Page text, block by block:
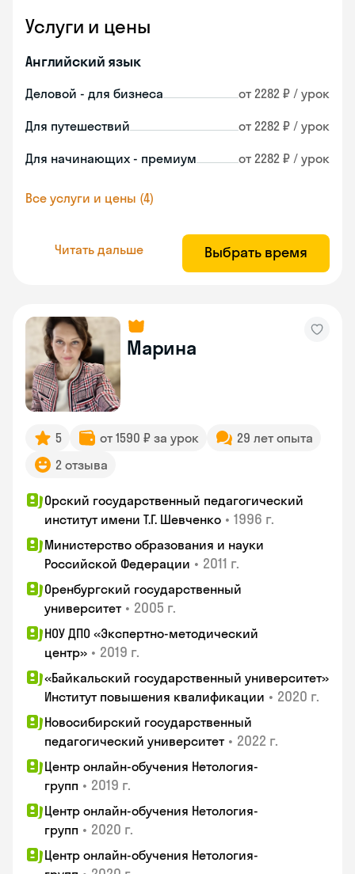
Услуги и цены
Английский язык
Деловой - для бизнеса от 2282 ₽ / урок
Для путешествий от 2282 ₽ / урок
Для начинающих - премиум от 2282 ₽ / урок
Все услуги и цены (4)
Читать дальше Выбрать время
Марина
5 от 1590 ₽ за урок
29 лет опыта
2 отзыва
Орский государственный педагогический
институт имени Т.Г. Шевченко • 1996 г.
Министерство образования и науки
Российской Федерации • 2011 г.
Оренбургский государственный
университет • 2005 г.
НОУ ДПО «Экспертно-методический
центр» • 2019 г.
«Байкальский государственный университет»
Институт повышения квалификации • 2020 г.
Новосибирский государственный
педагогический университет • 2022 г.
Центр онлайн-обучения Нетология-
групп • 2019 г.
Центр онлайн-обучения Нетология-
групп • 2020 г.
Центр онлайн-обучения Нетология-